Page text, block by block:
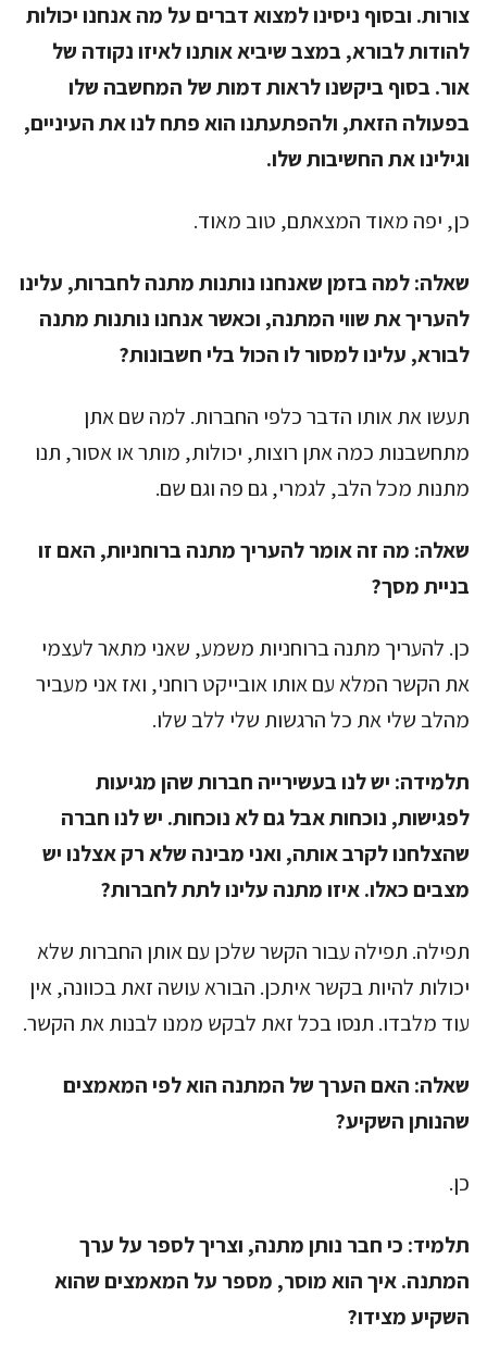
צורות. ובסוף ניסינו למצוא דברים על מה אנחנו יכולות
להודות לבורא, במצב שיביא אותנו לאיזו נקודה של
אור. בסוף ביקשנו לראות דמות של המחשבה שלו
בפעולה הזאת, ולהפתעתנו הוא פתח לנו את העיניים,
וגילינו את החשיבות שלו.
כן, יפה מאוד המצאתם, טוב מאוד.
שאלה:למה בזמן שאנחנו נותנות מתנה לחברות, עלינו
להעריך את שווי המתנה, וכאשר אנחנו נותנות מתנה
לבורא, עלינו למסור לו הכול בלי חשבונות?
תעשו את אותו הדבר כלפי החברות. למה שם אתן
מתחשבנות כמה אתן רוצות, יכולות, מותר או אסור, תנו
מתנות מכל הלב, לגמרי, גם פה וגם שם.
שאלה: מה זה אומר להעריך מתנה ברוחניות, האם זו
בניית מסך?
כן. להעריך מתנה ברוחניות משמע, שאני מתאר לעצמי
את הקשר המלא עם אותו אובייקט רוחני, ואז אני מעביר
מהלב שלי את כל הרגשות שלי ללב שלו.
תלמידה: יש לנו בעשירייה חברות שהן מגיעות
לפגישות, נוכחות אבל גם לא נוכחות. יש לנו חברה
שהצלחנו לקרב אותה, ואני מבינה שלא רק אצלנו יש
מצבים כאלו. איזו מתנה עלינו לתת לחברות?
תפילה. תפילה עבור הקשר שלכן עם אותן החברות שלא
יכולות להיות בקשר איתכן. הבורא עושה זאת בכוונה, אין
עוד מלבדו. תנסו בכל זאת לבקש ממנו לבנות את הקשר.
שאלה: האם הערך של המתנה הוא לפי המאמצים
שהנותן השקיע?
כן.
תלמיד: כי חבר נותן מתנה, וצריך לספר על ערך
המתנה. איך הוא מוסר, מספר על המאמצים שהוא
השקיע מצידו?